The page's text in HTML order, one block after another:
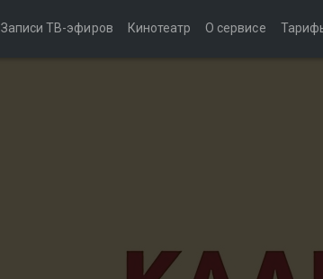
Записи ТВ-эфиров Кинотеатр О сервисе